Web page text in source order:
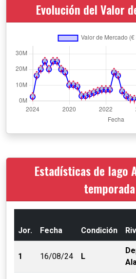
Evolución del Valor
Estadísticas de Iago
temporada
Jor. Fecha Condición
1 16/08/24 L